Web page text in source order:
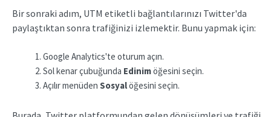
Bir sonraki adım, UTM etiketli bağlantılarınızı Twitter'da
paylaştıktan sonra trafiğinizi izlemektir. Bunu yapmak için:
Google Analytics'te oturum açın.
Sol kenar çubuğunda Edinimöğesini seçin.
Açılır menüden Sosyalöğesini seçin.